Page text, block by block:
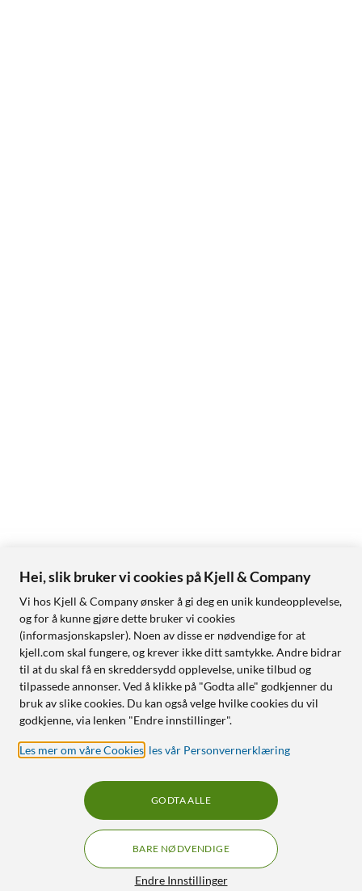
Hei, slik bruker vi cookies på Kjell & Company
Vi hos Kjell & Company ønsker å gi deg en unik kundeopplevelse,
og for å kunne gjøre dette bruker vi cookies
(informasjonskapsler). Noen av disse er nødvendige for at
kjell.com skal fungere, og krever ikke ditt samtykke. Andre bidrar
til at du skal få en skreddersydd opplevelse, unike tilbud og
tilpassede annonser. Ved å klikke på "Godta alle" godkjenner du
bruk av slike cookies. Du kan også velge hvilke cookies du vil
godkjenne, via lenken "Endre innstillinger".
Les mer om våre Cookies les vår Personvernerklæring
Endre Innstillinger
BARE NØDVENDIGE
GODTA ALLE